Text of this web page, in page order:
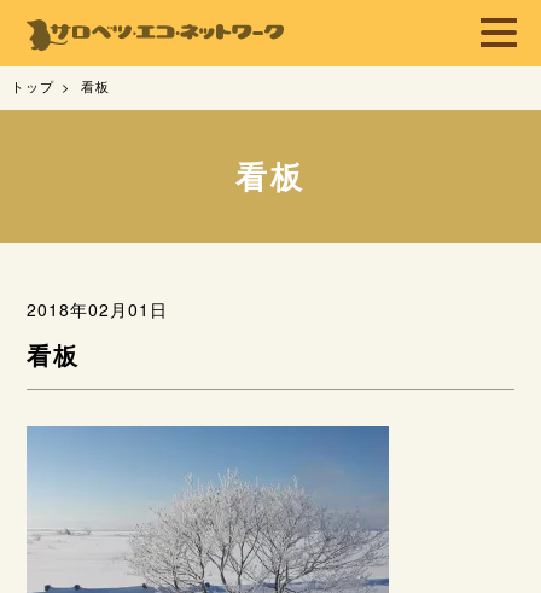
トップ 看板
看板
2018年02月01日
看板